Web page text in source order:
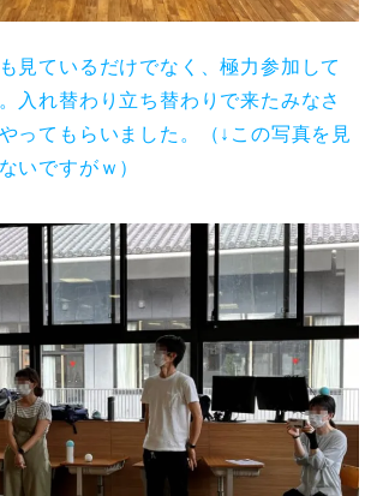
見ているだけでなく、極力参加して
入れ替わり立ち替わりで来たみなさ
ってもらいました。（↓この写真を見
いですがｗ）